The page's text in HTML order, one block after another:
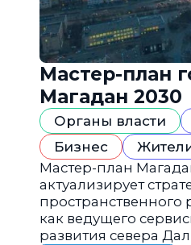
Мастер-план
Магадан 2030
Органы власти
Бизнес
Мастер-план
актуализирует
пространственного
как ведущего
развития севера